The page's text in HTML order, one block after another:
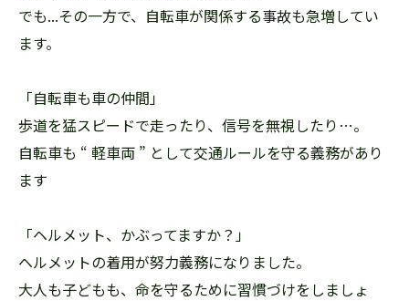
でも...その一方で、自転車が関係する事故も急増してい
ます。
「自転車も車の仲間」
歩道を猛スピードで走ったり、信号を無視したり…。
自転車も “ 軽車両 ” として交通ルールを守る義務があり
ます
「ヘルメット、かぶってますか？」
ヘルメットの着用が努力義務になりました。
大人も子どもも、命を守るために習慣づけをしましょ